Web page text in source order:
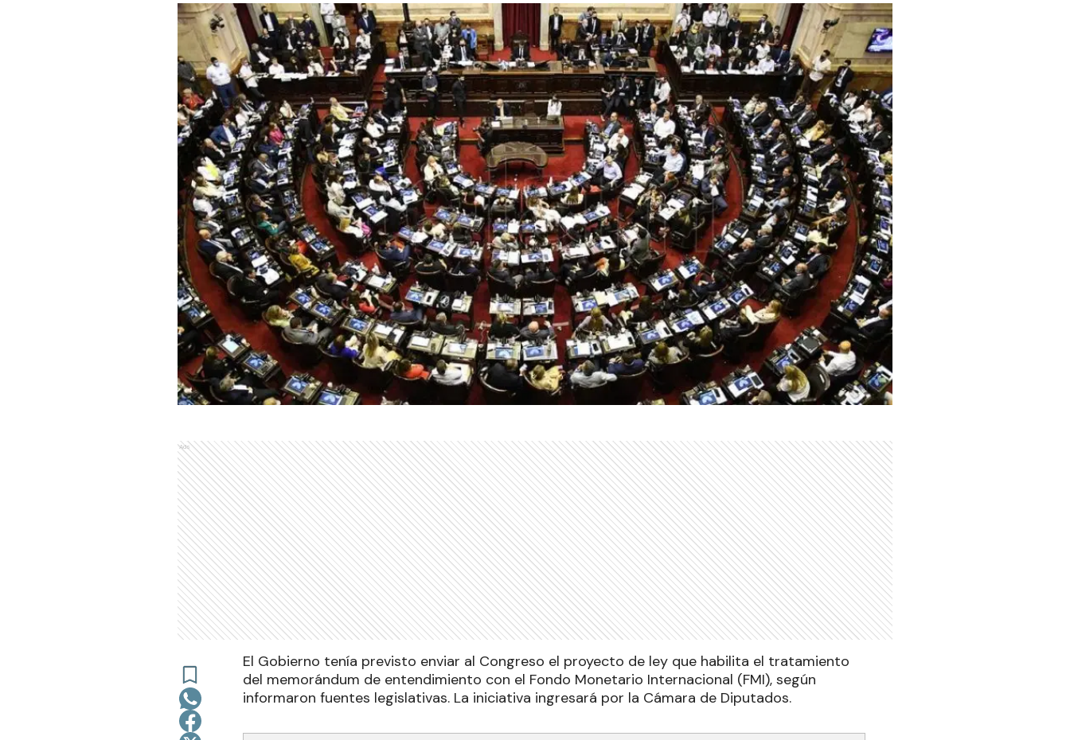
Ads
El Gobierno tenía previsto enviar al Congreso el proyecto de ley que habilita el tratamiento
del memorándum de entendimiento con el Fondo Monetario Internacional (FMI), según
informaron fuentes legislativas. La iniciativa ingresará por la Cámara de Diputados.